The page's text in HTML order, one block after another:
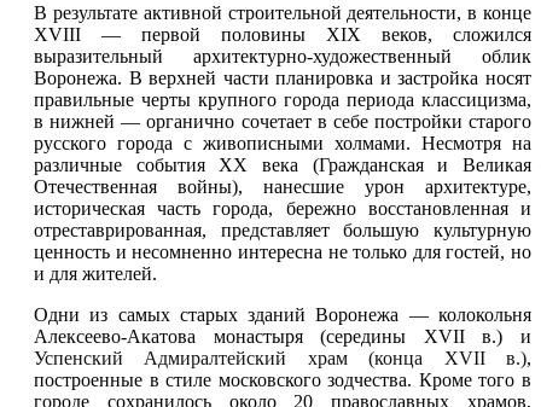
В результате активной строительной деятельности, в конце
XVIII — первой половины XIX веков, сложился
выразительный архитектурно-художественный облик
Воронежа. В верхней части планировка и застройка носят
правильные черты крупного города периода классицизма,
в нижней — органично сочетает в себе постройки старого
русского города с живописными холмами. Несмотря на
различные события XX века (Гражданская и Великая
Отечественная войны), нанесшие урон архитектуре,
историческая часть города, бережно восстановленная и
отреставрированная, представляет большую культурную
ценность и несомненно интересна не только для гостей, но
и для жителей.
Одни из самых старых зданий Воронежа — колокольня
Алексеево-Акатова монастыря (середины XVII в.) и
Успенский Адмиралтейский храм (конца XVII в.),
построенные в стиле московского зодчества. Кроме того в
городе сохранилось около 20 православных храмов,